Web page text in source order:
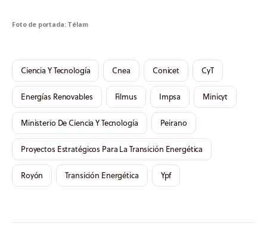
Foto de portada: Télam
Ciencia Y Tecnología Cnea Conicet CyT
Energías Renovables Filmus Impsa Minicyt
Ministerio De Ciencia Y Tecnología Peirano
Proyectos Estratégicos Para La Transición Energética
Royón Transición Energética Ypf